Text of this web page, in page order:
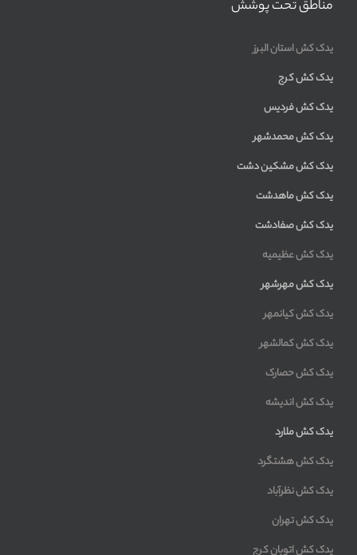
مناطق تحت پوشش
یدک کش استان البرز
یدک کش کرج
یدک کش فردیس
یدک کش محمدشهر
یدک کش مشکین دشت
یدک کش ماهدشت
یدک کش صفادشت
یدک کش عظیمیه
یدک کش مهرشهر
یدک کش کیانمهر
یدک کش کمالشهر
یدک کش حصارک
یدک کش اندیشه
یدک کش ملارد
یدک کش هشتگرد
یدک کش نظرآباد
یدک کش تهران
یدک کش اتوبان کرج